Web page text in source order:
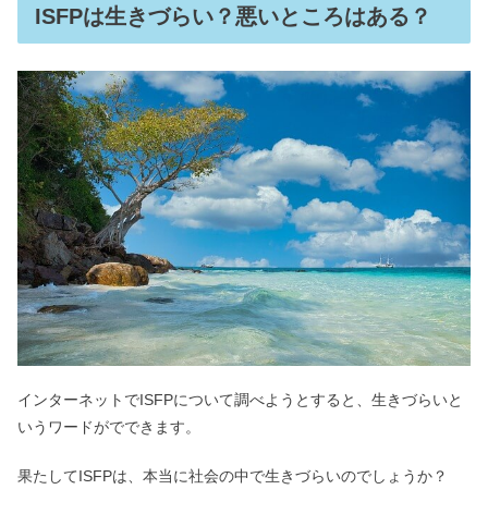
他人に興味がないから？
ISTPは頭が悪いは嘘！他人に興味がな
い＆女性は珍しい性格？
ENFPは性格悪い＆嫌われる？うざい
は言ってはいけない？
【ENFP】韓国アイドル＆俳優まと
め！K-POP界隈では誰？
INFJはやばい＆雰囲気が不思議ちゃ
ん？狂気的で怒ると怖いの？
ISFPは生きづらい？悪いところはある？
インターネットでISFPについて調べようとすると、生きづらいと
いうワードがでできます。
果たしてISFPは、本当に社会の中で生きづらいのでしょうか？